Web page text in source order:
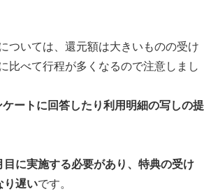
ついては、還元額は大きいものの受け
比べて行程が多くなるので注意しまし
ケートに回答したり利用明細の写しの提
目に実施する必要があり、特典の受け
り遅いです。